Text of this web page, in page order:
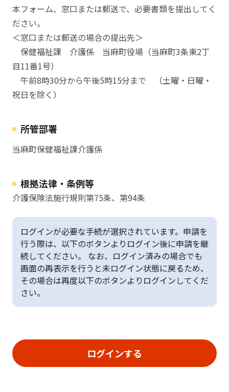
本フォーム、窓口または郵送で、必要書類を提出してく
ださい。
＜窓口または郵送の場合の提出先＞
保健福祉課 介護係 当麻町役場（当麻町3条東2丁
目11番1号）
午前8時30分から午後5時15分まで （土曜・日曜・
祝日を除く）
所管部署
当麻町保健福祉課介護係
根拠法律・条例等
介護保険法施行規則第75条、第94条
ログインが必要な手続が選択されています。申請を
行う際は、以下のボタンよりログイン後に申請を継
続してください。 なお、ログイン済みの場合でも
画面の再表示を行うと未ログイン状態に戻るため、
その場合は再度以下のボタンよりログインしてくだ
さい。